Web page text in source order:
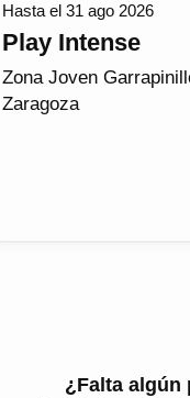
Hasta el 31 ago 2026
Play Intense
Zona Joven
Zaragoza
¿Falta algún